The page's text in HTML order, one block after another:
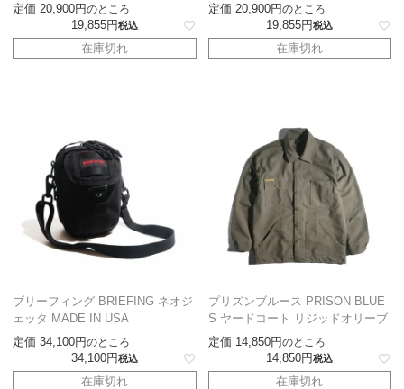
定価 20,900 のところ
19,855 税込
在庫切れ
定価 20,900 のところ
19,855 税込
在庫切れ
ブリーフィング BRIEFING ネオジ
ェッタ MADE IN USA
定価 34,100 のところ
34,100 税込
在庫切れ
プリズンブルース PRISON BLUE
S ヤードコート リジッドオリーブ
定価 14,850 のところ
14,850 税込
在庫切れ